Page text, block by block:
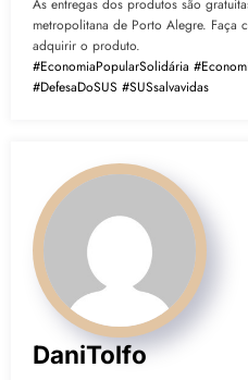
metropolitana de Porto Alegre. Faça
adquirir o produto.
#EconomiaPopularSolidária
#DefesaDoSUS #SUSsalvavidas
DaniTolfo